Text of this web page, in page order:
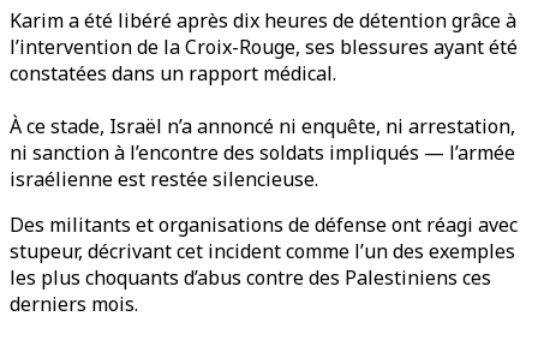
Karim a été libéré après dix heures de détention grâce à
l’intervention de la Croix-Rouge, ses blessures ayant été
constatées dans un rapport médical.
À ce stade, Israël n’a annoncé ni enquête, ni arrestation,
ni sanction à l’encontre des soldats impliqués — l’armée
israélienne est restée silencieuse.
Des militants et organisations de défense ont réagi avec
stupeur, décrivant cet incident comme l’un des exemples
les plus choquants d’abus contre des Palestiniens ces
derniers mois.